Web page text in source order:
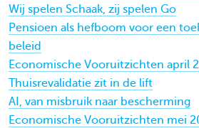
Wij spelen Schaak, zij spelen Go
Pensioen als hefboom voor een
beleid
Economische Vooruitzichten april
Thuisrevalidatie zit in de lift
AI, van misbruik naar bescherming
Economische Vooruitzichten mei